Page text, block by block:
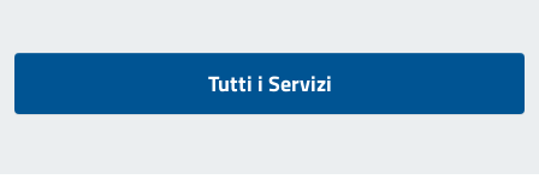
Tutti i Servizi